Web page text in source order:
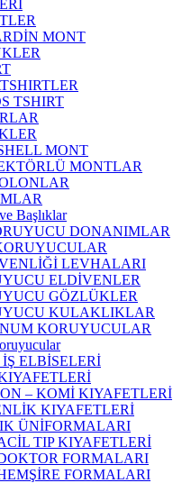
MONT
TSHIRT
MONT
MONTLAR
Başlıklar
DONANIMLAR
LEVHALARI
ELDİVENLER
GÖZLÜKLER
KULAKLIKLAR
KORUYUCULAR
ELBİSELERİ
– KOMİ KIYAFETLERİ
KIYAFETLERİ
ÜNİFORMALARI
TIP KIYAFETLERİ
FORMALARI
FORMALARI